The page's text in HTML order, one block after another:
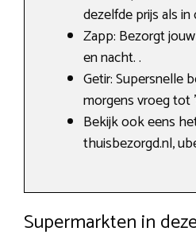
dezelfde prijs als
Zapp: Bezorgt
en nacht. .
Getir: Supersnelle
morgens vroeg tot
Bekijk ook eens
thuisbezorgd.nl,
Supermarkten in